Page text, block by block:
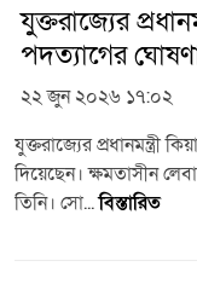
যুক্তরাজ্যের
পদত্যাগের
২২ জুন ২০২৬ ১৭:০২
যুক্তরাজ্যের প্রধানমন্ত্রী
দিয়েছেন। ক্ষমতাসীন
তিনি। সো...বিস্তারিত